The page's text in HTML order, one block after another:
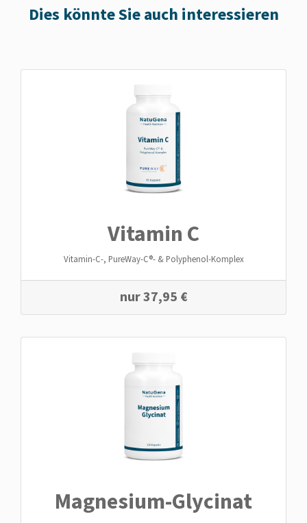
Dies könnte Sie auch interessieren
Vitamin C
Vitamin-C-, PureWay-C®- & Polyphenol-Komplex
nur37,95 €
Magnesium-Glycinat